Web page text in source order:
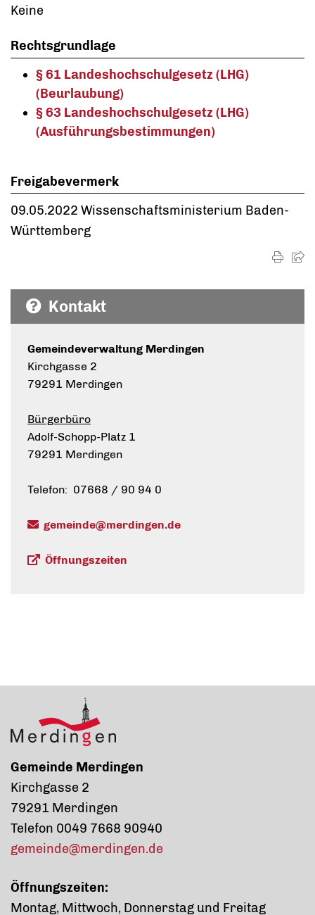
Keine
Rechtsgrundlage
§ 61 Landeshochschulgesetz (LHG)
(Beurlaubung)
§ 63 Landeshochschulgesetz (LHG)
(Ausführungsbestimmungen)
Freigabevermerk
09.05.2022 Wissenschaftsministerium Baden-
Württemberg
Kontakt
Gemeindeverwaltung Merdingen
Kirchgasse 2
79291 Merdingen
Bürgerbüro
Adolf-Schopp-Platz 1
79291 Merdingen
Telefon: 07668 / 90 94 0
gemeinde@merdingen.de
Öffnungszeiten
Gemeinde Merdingen
Kirchgasse 2
79291 Merdingen
Telefon 0049 7668 90940
gemeinde@merdingen.de
Öffnungszeiten:
Montag, Mittwoch, Donnerstag und Freitag